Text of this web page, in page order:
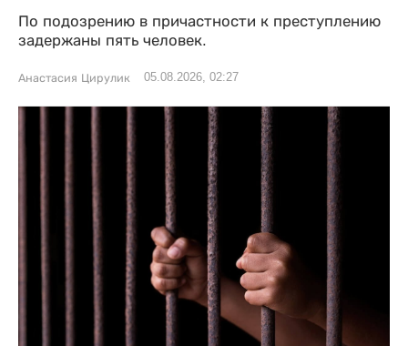
По подозрению в причастности к преступлению
задержаны пять человек.
Анастасия Цирулик 05.08.2026, 02:27